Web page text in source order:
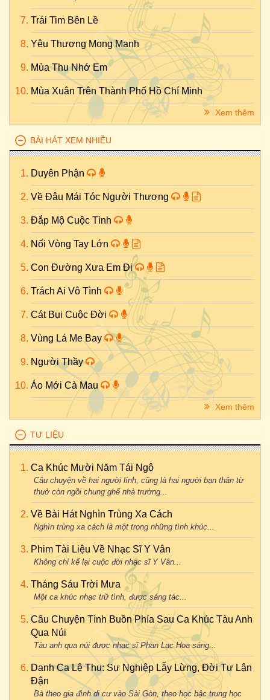
Trái Tim Bên Lề
Yêu Thương Mong Manh
Mùa Thu Nhớ Em
Mùa Xuân Trên Thành Phố Hồ Chí Minh
Xem thêm
BÀI HÁT XEM NHIỀU
Duyên Phận
Về Đâu Mái Tóc Người Thương
Đắp Mộ Cuộc Tình
Nối Vòng Tay Lớn
Con Đường Xưa Em Đi
Trách Ai Vô Tình
Cát Bụi Cuộc Đời
Vùng Lá Me Bay
Người Thầy
Áo Mới Cà Mau
Xem thêm
TƯ LIỆU
Ca Khúc Mười Năm Tái Ngộ
Câu chuyện về hai người lính, cũng là hai người bạn thân từ
thuở còn ngồi chung ghế nhà trường...
Về Bài Hát Nghìn Trùng Xa Cách
Nghìn trùng xa cách là một trong những tình khúc...
Phim Tài Liệu Về Nhạc Sĩ Y Vân
Không chỉ kể lại cuộc đời nhạc sĩ Y Vân...
Tháng Sáu Trời Mưa
Một ca khúc nhạc trữ tình, được sáng tác...
Câu Chuyện Tình Buồn Phía Sau Ca Khúc Tàu Anh
Qua Núi
Tàu anh qua núi được nhạc sĩ Phan Lạc Hoa sáng...
Danh Ca Lệ Thu: Sự Nghiệp Lẫy Lừng, Đời Tư Lận
Đận
Bà theo gia đình di cư vào Sài Gòn, theo học bậc trung học